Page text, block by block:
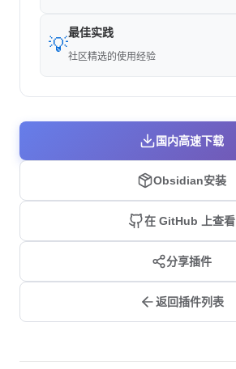
💡
最佳实践
社区精选的使用经验
国内高速下载
Obsidian安装
在 GitHub 上查看
分享插件
返回插件列表